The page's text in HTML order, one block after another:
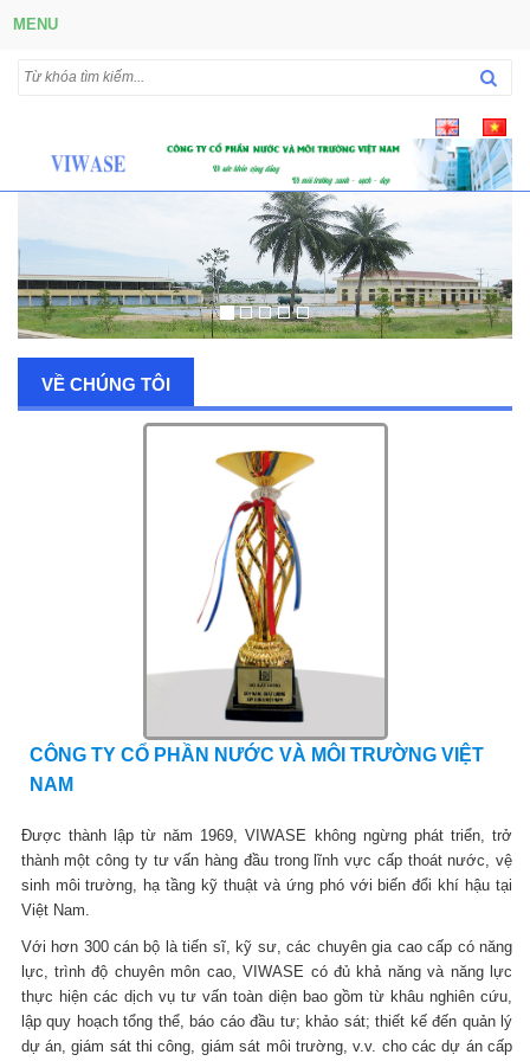
MENU
VỀ CHÚNG TÔI
CÔNG TY CỔ PHẦN NƯỚC VÀ MÔI TRƯỜNG VIỆT
NAM
Được thành lập từ năm 1969, VIWASE không ngừng phát triển, trở
thành một công ty tư vấn hàng đầu trong lĩnh vực cấp thoát nước, vệ
sinh môi trường, hạ tầng kỹ thuật và ứng phó với biến đổi khí hậu tại
Việt Nam.
Với hơn 300 cán bộ là tiến sĩ, kỹ sư, các chuyên gia cao cấp có năng
lực, trình độ chuyên môn cao, VIWASE có đủ khả năng và năng lực
thực hiện các dịch vụ tư vấn toàn diện bao gồm từ khâu nghiên cứu,
lập quy hoạch tổng thể, báo cáo đầu tư; khảo sát; thiết kế đến quản lý
dự án, giám sát thi công, giám sát môi trường, v.v. cho các dự án cấp